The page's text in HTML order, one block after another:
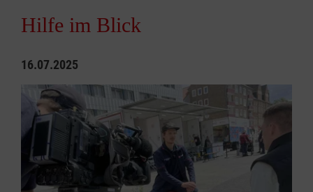
Hilfe im Blick
16.07.2025